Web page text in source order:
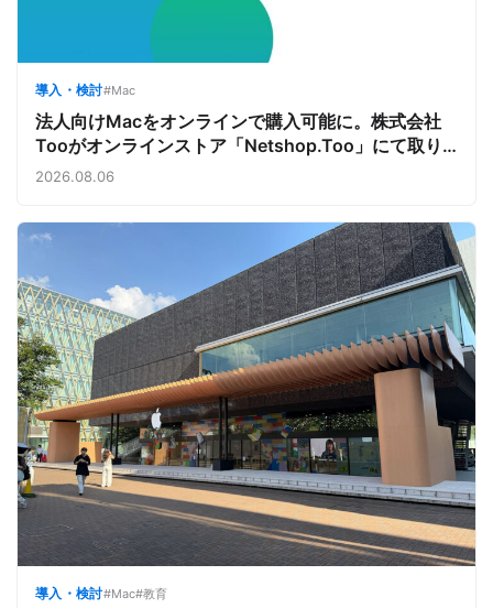
導入・検討#Mac
法人向けMacをオンラインで購入可能に。株式会社
Tooがオンラインストア「Netshop.Too」にて取り
扱いをスタート。デバイス調達の手間を減らし、スピ
2026.08.06
導入・検討#Mac#教育